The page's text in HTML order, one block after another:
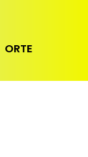
ORTE